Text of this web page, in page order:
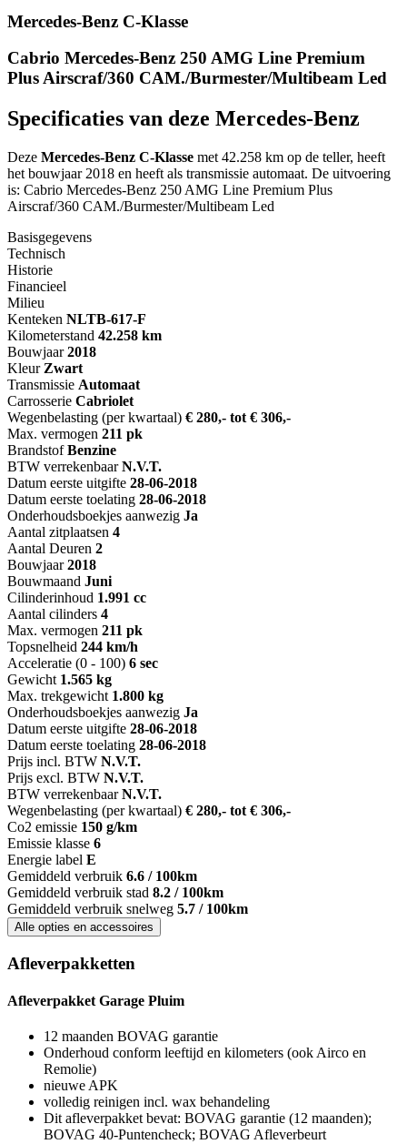
Mercedes-Benz C-Klasse
Cabrio Mercedes-Benz 250 AMG Line Premium
Plus Airscraf/360 CAM./Burmester/Multibeam Led
Specificaties van deze Mercedes-Benz
Deze Mercedes-Benz C-Klasse met 42.258 km op de teller, heeft
het bouwjaar 2018 en heeft als transmissie automaat. De uitvoering
is: Cabrio Mercedes-Benz 250 AMG Line Premium Plus
Airscraf/360 CAM./Burmester/Multibeam Led
Basisgegevens
Technisch
Historie
Financieel
Milieu
Kenteken NLTB-617-F
Kilometerstand 42.258 km
Bouwjaar 2018
Kleur Zwart
Transmissie Automaat
Carrosserie Cabriolet
Wegenbelasting (per kwartaal) € 280,- tot € 306,-
Max. vermogen 211 pk
Brandstof Benzine
BTW verrekenbaar N.V.T.
Datum eerste uitgifte 28-06-2018
Datum eerste toelating 28-06-2018
Onderhoudsboekjes aanwezig Ja
Aantal zitplaatsen 4
Aantal Deuren 2
Bouwjaar 2018
Bouwmaand Juni
Cilinderinhoud 1.991 cc
Aantal cilinders 4
Max. vermogen 211 pk
Topsnelheid 244 km/h
Acceleratie (0 - 100) 6 sec
Gewicht 1.565 kg
Max. trekgewicht 1.800 kg
Onderhoudsboekjes aanwezig Ja
Datum eerste uitgifte 28-06-2018
Datum eerste toelating 28-06-2018
Prijs incl. BTW N.V.T.
Prijs excl. BTW N.V.T.
BTW verrekenbaar N.V.T.
Wegenbelasting (per kwartaal) € 280,- tot € 306,-
Co2 emissie 150 g/km
Emissie klasse 6
Energie label E
Gemiddeld verbruik 6.6 / 100km
Gemiddeld verbruik stad 8.2 / 100km
Gemiddeld verbruik snelweg 5.7 / 100km
Alle opties en accessoires
Afleverpakketten
Afleverpakket Garage Pluim
12 maanden BOVAG garantie
Onderhoud conform leeftijd en kilometers (ook Airco en
Remolie)
nieuwe APK
volledig reinigen incl. wax behandeling
Dit afleverpakket bevat: BOVAG garantie (12 maanden);
BOVAG 40-Puntencheck; BOVAG Afleverbeurt